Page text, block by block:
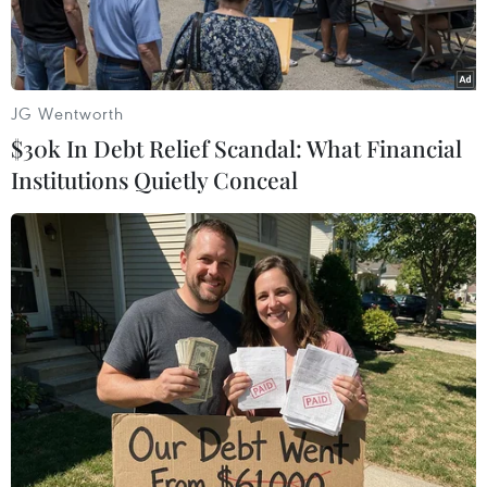
Tổng Giám đốc Thông tấn xã Việt Nam Nguyễn Đức Lợi phát
biểu tại buổi làm việc với các Trưởng cơ quan đại diện Việt
Nam tại nước ngoài mới được tiến cử năm 2020. (Ảnh: Dương
Giang/TTXVN)
Chiều 30/7, tại Trung tâm Thông tấn quốc gia,
Thông tấn xã Việt Nam (TTXVN) phối hợp Bộ
JG Wentworth
$30k In Debt Relief Scandal: What Financial
Institutions Quietly Conceal